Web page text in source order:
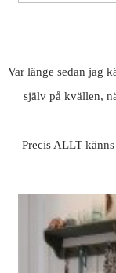
Var länge sedan jag
själv på kvällen,
Precis ALLT